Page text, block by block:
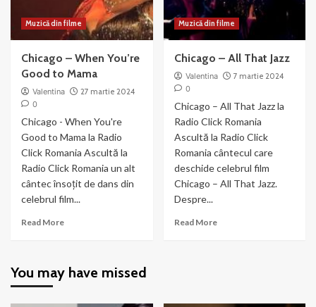
Muzică din filme
Chicago – When You’re
Good to Mama
Valentina
27 martie 2024
0
Chicago - When You're
Good to Mama la Radio
Click Romania Ascultă la
Radio Click Romania un alt
cântec însoțit de dans din
celebrul film...
Read MoreRead
–
Muzică din filme
Chicago – All That Jazz
Valentina
7 martie 2024
0
Chicago – All That Jazz la
Radio Click Romania
Ascultă la Radio Click
Romania cântecul care
deschide celebrul film
Chicago – All That Jazz.
Despre...
Read MoreRead
You may have missed